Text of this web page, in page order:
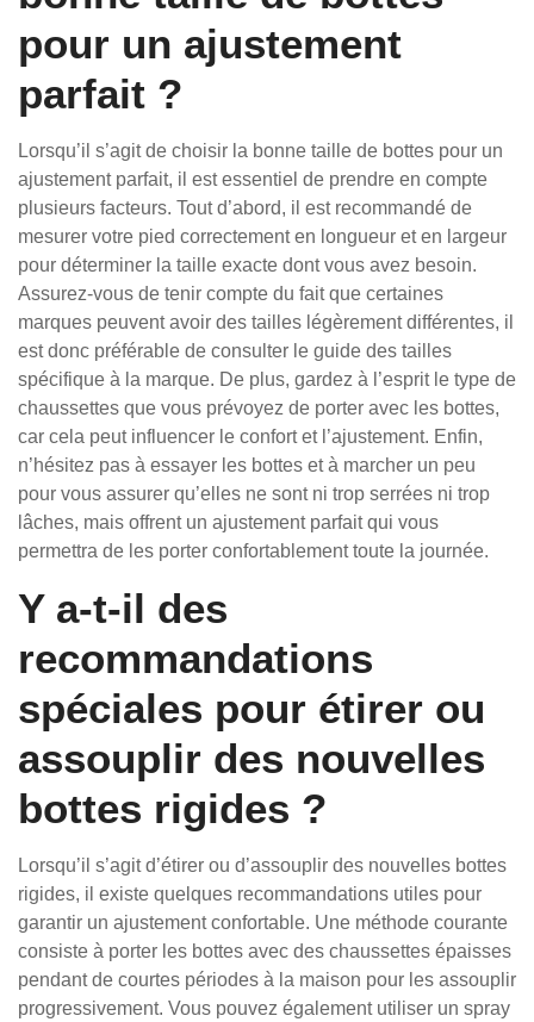
pour un ajustement
parfait ?
Lorsqu’il s’agit de choisir la bonne taille de bottes pour un
ajustement parfait, il est essentiel de prendre en compte
plusieurs facteurs. Tout d’abord, il est recommandé de
mesurer votre pied correctement en longueur et en largeur
pour déterminer la taille exacte dont vous avez besoin.
Assurez-vous de tenir compte du fait que certaines
marques peuvent avoir des tailles légèrement différentes, il
est donc préférable de consulter le guide des tailles
spécifique à la marque. De plus, gardez à l’esprit le type de
chaussettes que vous prévoyez de porter avec les bottes,
car cela peut influencer le confort et l’ajustement. Enfin,
n’hésitez pas à essayer les bottes et à marcher un peu
pour vous assurer qu’elles ne sont ni trop serrées ni trop
lâches, mais offrent un ajustement parfait qui vous
permettra de les porter confortablement toute la journée.
Y a-t-il des
recommandations
spéciales pour étirer ou
assouplir des nouvelles
bottes rigides ?
Lorsqu’il s’agit d’étirer ou d’assouplir des nouvelles bottes
rigides, il existe quelques recommandations utiles pour
garantir un ajustement confortable. Une méthode courante
consiste à porter les bottes avec des chaussettes épaisses
pendant de courtes périodes à la maison pour les assouplir
progressivement. Vous pouvez également utiliser un spray